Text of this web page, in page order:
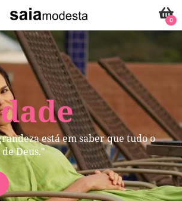
está em saber que tudo o
Deus."
0